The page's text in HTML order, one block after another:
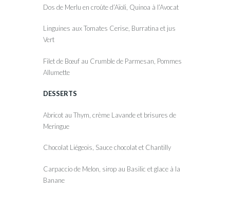
Dos de Merlu en croûte d’Aïoli, Quinoa à l’Avocat
Linguines aux Tomates Cerise, Burratina et jus
Vert
Filet de Bœuf au Crumble de Parmesan, Pommes
Allumette
DESSERTS
Abricot au Thym, crème Lavande et brisures de
Meringue
Chocolat Liégeois, Sauce chocolat et Chantilly
Carpaccio de Melon, sirop au Basilic et glace à la
Banane